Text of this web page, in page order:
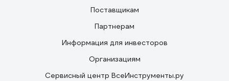
Поставщикам
Партнерам
Информация для инвесторов
Организациям
Сервисный центр ВсеИнструменты.ру